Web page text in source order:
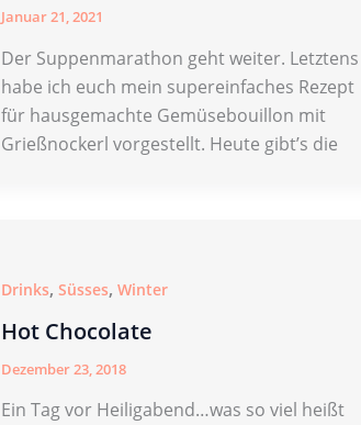
Januar 21, 2021
Der Suppenmarathon geht weiter. Letztens
habe ich euch mein supereinfaches Rezept
für hausgemachte Gemüsebouillon mit
Grießnockerl vorgestellt. Heute gibt’s die
Drinks, Süsses, Winter
Hot Chocolate
Dezember 23, 2018
Ein Tag vor Heiligabend…was so viel heißt